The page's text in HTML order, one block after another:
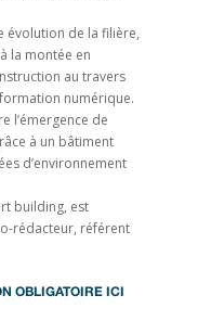
évolution de la filière,
la montée en
au travers
numérique.
l’émergence de
à un bâtiment
d’environnement
building, est
rédacteur, référent
OBLIGATOIRE ICI